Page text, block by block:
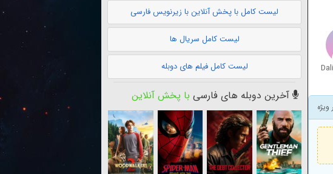
لیست کامل با پخش آنلاین با زیرنویس فارسی
لیست کامل سریال ها
لیست کامل فیلم های دوبله
آخرین دوبله های فارسی با پخش آنلاین